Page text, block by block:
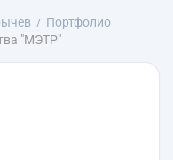
Портфолио
"МЭТР"